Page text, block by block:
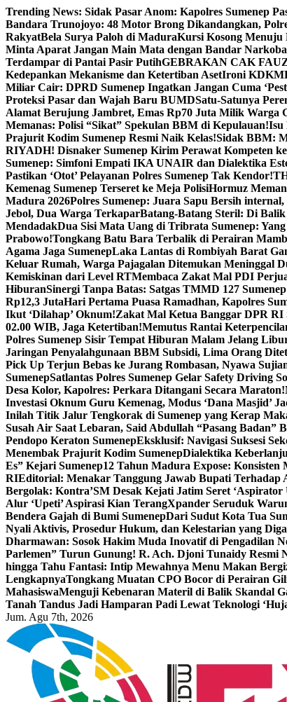
Skip
to
content
Trending News: Sidak Pasar Anom: Kapolres Sumenep
Bandara Trunojoyo: 48 Motor Brong Dikandangkan,
RakyatBela Surya Paloh di MaduraKursi Kosong Menuju
Minta Aparat Jangan Main Mata dengan Bandar Narkoba
Terdampar di Pantai Pasir PutihGEBRAKAN CAK
Kedepankan Mekanisme dan Ketertiban AsetIroni
Miliar Cair: DPRD Sumenep Ingatkan Jangan Cuma
Proteksi Pasar dan Wajah Baru BUMDSatu-Satunya
Alamat Berujung Jambret, Emas Rp70 Juta Milik Warga
Memanas: Polisi “Sikat” Spekulan BBM di Kepulauan!Isu
Prajurit Kodim Sumenep Resmi Naik Kelas!Sidak BBM:
RIYADH! Disnaker Sumenep Kirim Perawat Kompeten
Sumenep: Simfoni Empati IKA UNAIR dan Dialektika
Pastikan ‘Otot’ Pelayanan Polres Sumenep Tak Kendor!
Kemenag Sumenep Terseret ke Meja PolisiHormuz
Madura 2026Polres Sumenep: Juara Sapu Bersih
Jebol, Dua Warga TerkaparBatang-Batang Steril: Di
MendadakDua Sisi Mata Uang di Tribrata Sumenep:
Prabowo!Tongkang Batu Bara Terbalik di Perairan
Agama Jaga SumenepLaka Lantas di Rombiyah Barat
Keluar Rumah, Warga Pajagalan Ditemukan Meninggal
Kemiskinan dari Level RTMembaca Zakat Mal PDI
HiburanSinergi Tanpa Batas: Satgas TMMD 127
Rp12,3 JutaHari Pertama Puasa Ramadhan, Kapolres
Ikut ‘Dilahap’ Oknum!Zakat Mal Ketua Banggar DPR RI
02.00 WIB, Jaga Ketertiban!Memutus Rantai
Polres Sumenep Sisir Tempat Hiburan Malam Jelang
Jaringan Penyalahgunaan BBM Subsidi, Lima Orang
Pick Up Terjun Bebas ke Jurang Rombasan, Nyawa
SumenepSatlantas Polres Sumenep Gelar Safety Driving
Desa Kolor, Kapolres: Perkara Ditangani Secara Maraton!
Investasi Oknum Guru Kemenag, Modus ‘Dana Masjid’
Inilah Titik Jalur Tengkorak di Sumenep yang Kerap
Susah Air Saat Lebaran, Said Abdullah “Pasang
Pendopo Keraton SumenepEksklusif: Navigasi Suksesi
Menembak Prajurit Kodim SumenepDialektika
Es” Kejari Sumenep12 Tahun Madura Expose:
RIEditorial: Menakar Tanggung Jawab Bupati Terhadap
Bergolak: Kontra’SM Desak Kejati Jatim Seret
Alur ‘Upeti’ Aspirasi Kian TerangXpander Seruduk
Bendera Gajah di Bumi SumenepDari Sudut Kota Tua
Nyali Aktivis, Prosedur Hukum, dan Kelestarian yang
Dharmawan: Sosok Hakim Muda Inovatif di Pengadilan
Parlemen” Turun Gunung! R. Ach. Djoni Tunaidy Resmi
hingga Tahu Fantasi: Intip Mewahnya Menu Makan
LengkapnyaTongkang Muatan CPO Bocor di Perairan
MahasiswaMenguji Kebenaran Materil di Balik Skandal
Tanah Tandus Jadi Hamparan Padi Lewat Teknologi
Jum. Agu 7th, 2026